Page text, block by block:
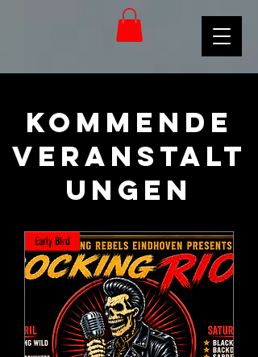
Kommende
Veranstalt
ungen
Early Bird